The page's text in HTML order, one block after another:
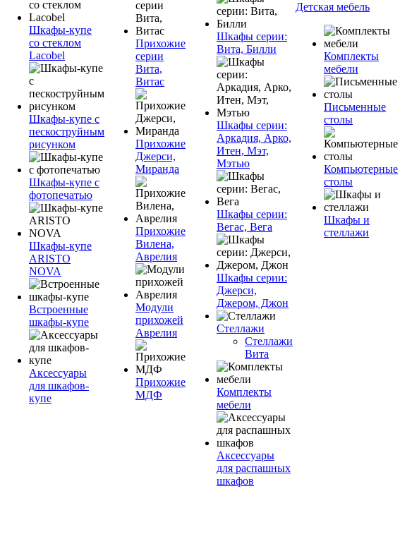
Шкафы-купе
со стеклом
Lacobel
Шкафы-купе с
пескоструйным
рисунком
Шкафы-купе с
фотопечатью
Шкафы-купе
ARISTO
NOVA
Встроенные
шкафы-купе
Аксессуары
для шкафов-
купе
Прихожие
серии
Вита,
Витас
Прихожие
Джерси,
Миранда
Прихожие
Вилена,
Аврелия
Модули
прихожей
Аврелия
Прихожие
МДФ
Шкафы серии:
Вита, Билли
Шкафы серии:
Аркадия, Арко,
Итен, Мэт,
Мэтью
Шкафы серии:
Вегас, Вега
Шкафы серии:
Джерси,
Джером, Джон
Стеллажи
Стеллажи
Вита
Комплекты
мебели
Аксессуары
для распашных
шкафов
Детская мебель
Комплекты
мебели
Письменные
столы
Компьютерные
столы
Шкафы и
стеллажи